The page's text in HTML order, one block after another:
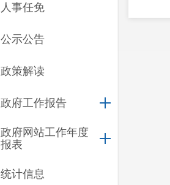
人事任免
公示公告
政策解读
政府工作报告
政府网站工作年度
报表
统计信息